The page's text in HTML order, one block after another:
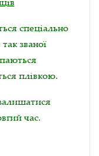
спеціально
званої
плівкою.
час.